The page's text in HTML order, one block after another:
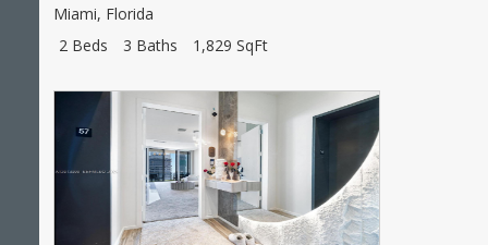
Miami, Florida
2 Beds
3 Baths 1,829 SqFt